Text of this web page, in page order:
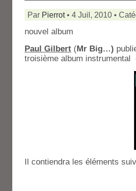
Par Pierrot• 4 Juil, 2010 •
nouvel album
Paul Gilbert (Mr Big…)
troisième album instrumental
Il contiendra les éléments